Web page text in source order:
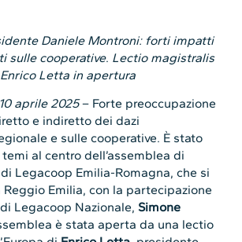
Daniele Montroni: forti impatti
sulle cooperative. Lectio magistralis
Letta in apertura
aprile 2025– Forte preoccupazione
e indiretto dei dazi
e sulle cooperative. È stato
al centro dell’assemblea di
Legacoop Emilia-Romagna, che si
Emilia, con la partecipazione
Legacoop Nazionale, Simone
è stata aperta da una lectio